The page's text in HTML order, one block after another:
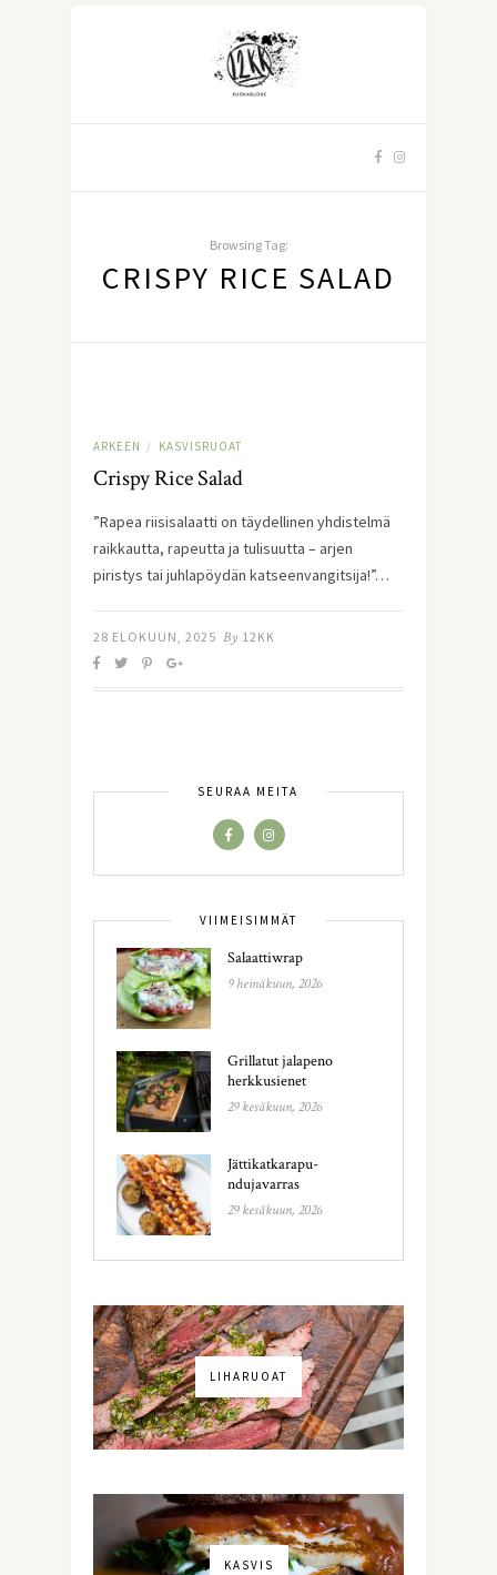
Browsing Tag:
CRISPY RICE SALAD
ARKEEN / KASVISRUOAT
Crispy Rice Salad
”Rapea riisisalaatti on täydellinen yhdistelmä
raikkautta, rapeutta ja tulisuutta – arjen
piristys tai juhlapöydän katseenvangitsija!”…
28 ELOKUUN, 2025 By 12KK
SEURAA MEITÄ
VIIMEISIMMÄT
Salaattiwrap
9 heinäkuun, 2026
Grillatut jalapeno
herkkusienet
29 kesäkuun, 2026
Jättikatkarapu-
ndujavarras
29 kesäkuun, 2026
LIHARUOAT
KASVIS